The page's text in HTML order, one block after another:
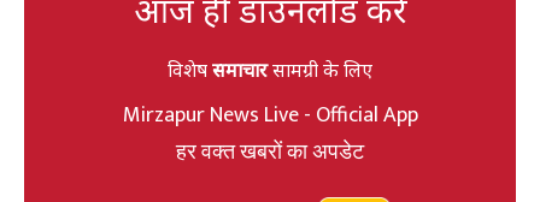
आज ही डाउनलोड करें
विशेषसमाचारसामग्री के लिए
Mirzapur News Live - Official App
हर वक्त खबरों का अपडेट